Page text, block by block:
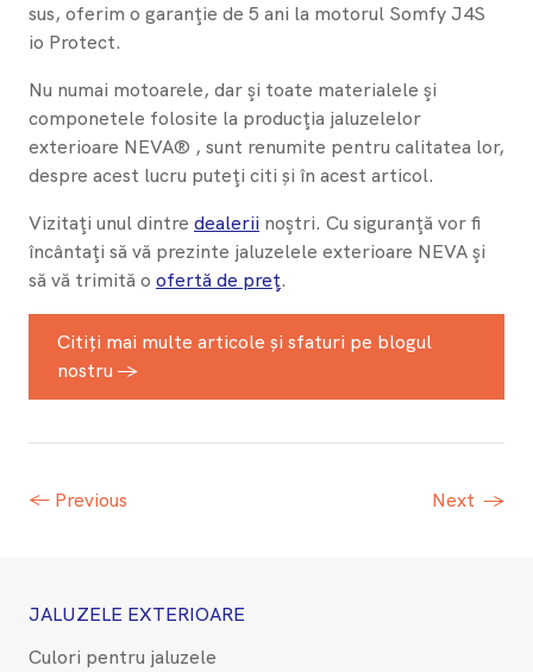
sus, oferim o garanţie de 5 ani la motorul Somfy J4S
io Protect.
Nu numai motoarele, dar şi toate materialele şi
componetele folosite la producţia jaluzelelor
exterioare NEVA® , sunt renumite pentru calitatea lor,
despre acest lucru puteţi citi și în acest articol.
Vizitaţi unul dintre dealerii noştri. Cu siguranţă vor fi
încântaţi să vă prezinte jaluzelele exterioare NEVA şi
să vă trimită o ofertă de preţ.
Citiți mai multe articole și sfaturi pe blogul
nostru →
← Previous Next →
JALUZELE EXTERIOARE
Culori pentru jaluzele